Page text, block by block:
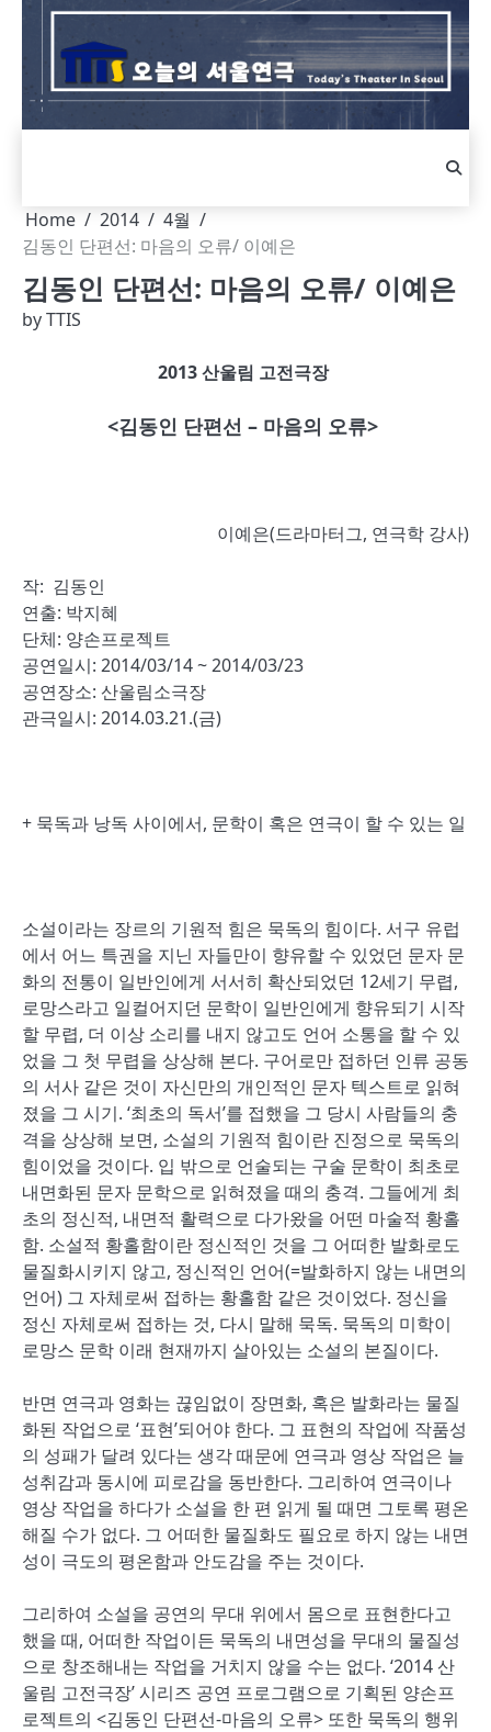
Skip
content
Home 2014
4월
김동인 단편선: 마음의 오류/ 이예은
김동인 단편선: 마음의 오류/ 이예은
byTTIS
2013 산울림 고전극장
<김동인 단편선 – 마음의 오류>
이예은(드라마터그, 연극학 강사)
작: 김동인
연출: 박지혜
단체: 양손프로젝트
공연일시: 2014/03/14 ~ 2014/03/23
공연장소: 산울림소극장
관극일시: 2014.03.21.(금)
+ 묵독과 낭독 사이에서, 문학이 혹은 연극이 할 수 있는 일
소설이라는 장르의 기원적 힘은 묵독의 힘이다. 서구 유럽
에서 어느 특권을 지닌 자들만이 향유할 수 있었던 문자 문
화의 전통이 일반인에게 서서히 확산되었던 12세기 무렵,
로망스라고 일컬어지던 문학이 일반인에게 향유되기 시작
할 무렵, 더 이상 소리를 내지 않고도 언어 소통을 할 수 있
었을 그 첫 무렵을 상상해 본다. 구어로만 접하던 인류 공동
의 서사 같은 것이 자신만의 개인적인 문자 텍스트로 읽혀
졌을 그 시기. ‘최초의 독서’를 접했을 그 당시 사람들의 충
격을 상상해 보면, 소설의 기원적 힘이란 진정으로 묵독의
힘이었을 것이다. 입 밖으로 언술되는 구술 문학이 최초로
내면화된 문자 문학으로 읽혀졌을 때의 충격. 그들에게 최
초의 정신적, 내면적 활력으로 다가왔을 어떤 마술적 황홀
함. 소설적 황홀함이란 정신적인 것을 그 어떠한 발화로도
물질화시키지 않고, 정신적인 언어(=발화하지 않는 내면의
언어) 그 자체로써 접하는 황홀함 같은 것이었다. 정신을
정신 자체로써 접하는 것, 다시 말해 묵독. 묵독의 미학이
로망스 문학 이래 현재까지 살아있는 소설의 본질이다.
반면 연극과 영화는 끊임없이 장면화, 혹은 발화라는 물질
화된 작업으로 ‘표현’되어야 한다. 그 표현의 작업에 작품성
의 성패가 달려 있다는 생각 때문에 연극과 영상 작업은 늘
성취감과 동시에 피로감을 동반한다. 그리하여 연극이나
영상 작업을 하다가 소설을 한 편 읽게 될 때면 그토록 평온
해질 수가 없다. 그 어떠한 물질화도 필요로 하지 않는 내면
성이 극도의 평온함과 안도감을 주는 것이다.
그리하여 소설을 공연의 무대 위에서 몸으로 표현한다고
했을 때, 어떠한 작업이든 묵독의 내면성을 무대의 물질성
으로 창조해내는 작업을 거치지 않을 수는 없다. ‘2014 산
울림 고전극장’ 시리즈 공연 프로그램으로 기획된 양손프
로젝트의 <김동인 단편선-마음의 오류> 또한 묵독의 행위